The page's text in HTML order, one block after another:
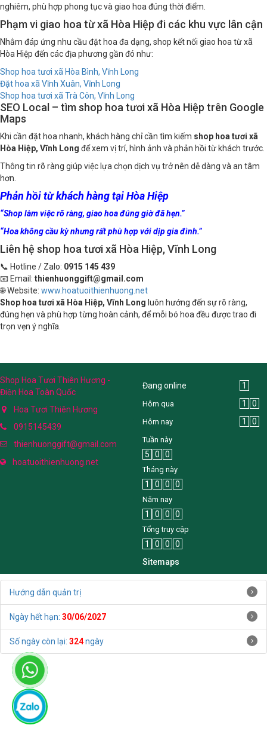
nghiêm, phù hợp phong tục và giao hoa đúng thời điểm.
Phạm vi giao hoa từ xã Hòa Hiệp đi các khu vực lân cận
Nhằm đáp ứng nhu cầu đặt hoa đa dạng, shop kết nối giao hoa từ xã
Hòa Hiệp đến các địa phương gần đó như:
Shop hoa tươi xã Hòa Bình, Vĩnh Long
Đặt hoa xã Vĩnh Xuân, Vĩnh Long
Shop hoa tươi xã Trà Côn, Vĩnh Long
SEO Local – tìm shop hoa tươi xã Hòa Hiệp trên Google
Maps
Khi cần đặt hoa nhanh, khách hàng chỉ cần tìm kiếm shop hoa tươi xã
Hòa Hiệp, Vĩnh Long để xem vị trí, hình ảnh và phản hồi từ khách trước.
Thông tin rõ ràng giúp việc lựa chọn dịch vụ trở nên dễ dàng và an tâm
hơn.
Phản hồi từ khách hàng tại Hòa Hiệp
“Shop làm việc rõ ràng, giao hoa đúng giờ đã hẹn.”
“Hoa không cầu kỳ nhưng rất phù hợp với dịp gia đình.”
Liên hệ shop hoa tươi xã Hòa Hiệp, Vĩnh Long
📞 Hotline / Zalo: 0915 145 439
📧 Email: thienhuonggift@gmail.com
🌐 Website: www.hoatuoithienhuong.net
Shop hoa tươi xã Hòa Hiệp, Vĩnh Long luôn hướng đến sự rõ ràng,
đúng hẹn và phù hợp từng hoàn cảnh, để mỗi bó hoa đều được trao đi
trọn vẹn ý nghĩa.
Shop Hoa Tươi Thiên Hương -
Điện Hoa Toàn Quốc
Hoa Tươi Thiên Hương
0915145439
thienhuonggift@gmail.com
hoatuoithienhuong.net
Đang online 1
Hôm qua 1 0
Hôm nay 1 0
Tuần này
5 0 0
Tháng này
1 0 0 0
Năm nay
1 0 0 0
Tổng truy cập
1 0 0
0
Sitemaps
Hướng dẫn quản trị
Ngày hết hạn: 30/06/2027
Số ngày còn lại: 324ngày